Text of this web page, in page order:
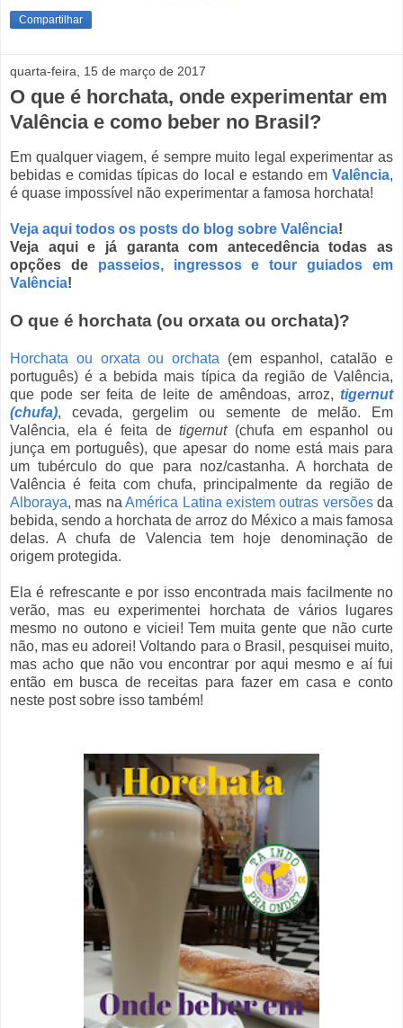
Compartilhar
quarta-feira, 15 de março de 2017
O que é horchata, onde experimentar em
Valência e como beber no Brasil?
Em qualquer viagem, é sempre muito legal experimentar as
bebidas e comidas típicas do local e estando em Valência,
é quase impossível não experimentar a famosa horchata!
Veja aqui todos os posts do blog sobre Valência!
Veja aqui e já garanta com antecedência todas as
opções de passeios, ingressos e tour guiados em
Valência!
O que é horchata (ou orxata ou orchata)?
Horchata ou orxata ou orchata (em espanhol, catalão e
português) é a bebida mais típica da região de Valência,
que pode ser feita de leite de amêndoas, arroz, tigernut
(chufa), cevada, gergelim ou semente de melão. Em
Valência, ela é feita detigernut(chufa em espanhol ou
junça em português), que apesar do nome está mais para
um tubérculo do que para noz/castanha. A horchata de
Valência é feita com chufa, principalmente da região de
Alboraya, mas naAmérica Latina existem outras versõesda
bebida, sendo a horchata de arroz do México a mais famosa
delas. A chufa de Valencia tem hoje denominação de
origem protegida.
Ela é refrescante e por isso encontrada mais facilmente no
verão, mas eu experimentei horchata de vários lugares
mesmo no outono e viciei! Tem muita gente que não curte
não, mas eu adorei! Voltando para o Brasil, pesquisei muito,
mas acho que não vou encontrar por aqui mesmo e aí fui
então em busca de receitas para fazer em casa e conto
neste post sobre isso também!